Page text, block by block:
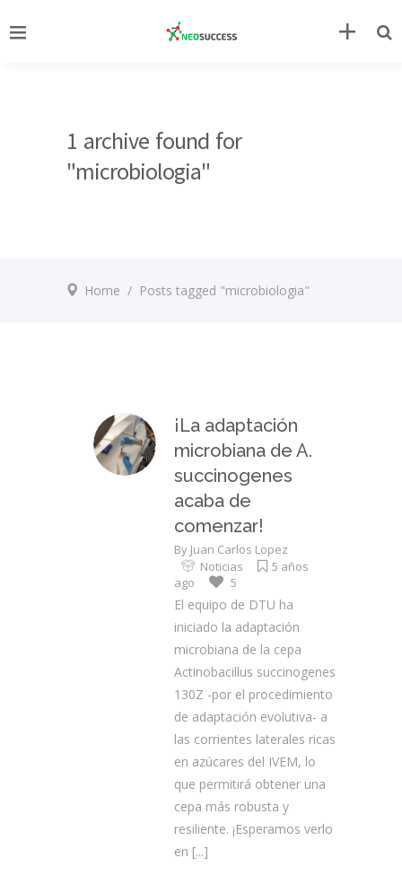
1 archive found for
"microbiologia"
Home / Posts tagged "microbiologia"
¡La adaptación
microbiana de A.
succinogenes
acaba de
comenzar!
By Juan Carlos Lopez
Noticias
5 años
ago
5
El equipo de DTU ha
iniciado la adaptación
microbiana de la cepa
Actinobacillus succinogenes
130Z -por el procedimiento
de adaptación evolutiva- a
las corrientes laterales ricas
en azúcares del IVEM, lo
que permitirá obtener una
cepa más robusta y
resiliente. ¡Esperamos verlo
en [...]